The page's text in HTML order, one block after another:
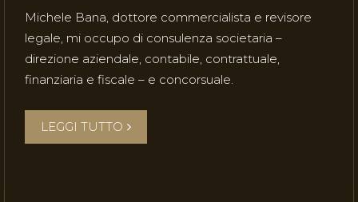
Michele Bana, dottore commercialista e revisore
legale, mi occupo di consulenza societaria –
direzione aziendale, contabile, contrattuale,
finanziaria e fiscale – e concorsuale.
LEGGI TUTTO